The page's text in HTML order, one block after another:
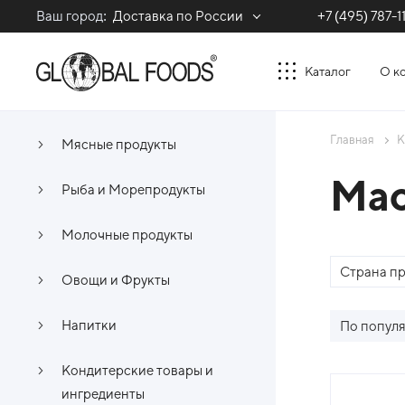
Ваш город: Доставка по России +7 (495) 787-
Каталог О
Главная
Страна
По
Мясные продукты
Рыба и Морепродукты
Молочные продукты
Овощи и Фрукты
Напитки
Кондитерские товары и
ингредиенты